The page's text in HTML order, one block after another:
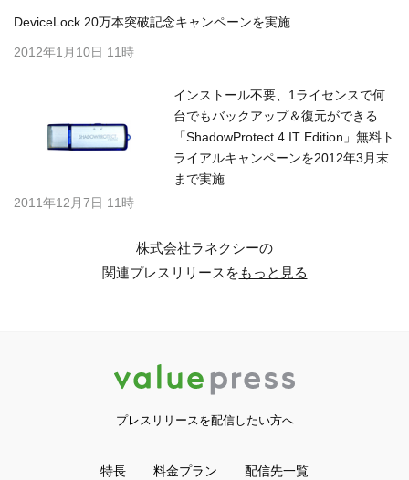
DeviceLock 20万本突破記念キャンペーンを実施
2012年1月10日 11時
インストール不要、1ライセンスで何
台でもバックアップ＆復元ができる
「ShadowProtect 4 IT Edition」無料ト
ライアルキャンペーンを2012年3月末
まで実施
2011年12月7日 11時
株式会社ラネクシーの
関連プレスリリースをもっと見る
プレスリリースを配信したい方へ
特長 料金プラン 配信先一覧